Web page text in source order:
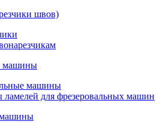
швов)
машины
машины
ламелей для фрезеровальных машин